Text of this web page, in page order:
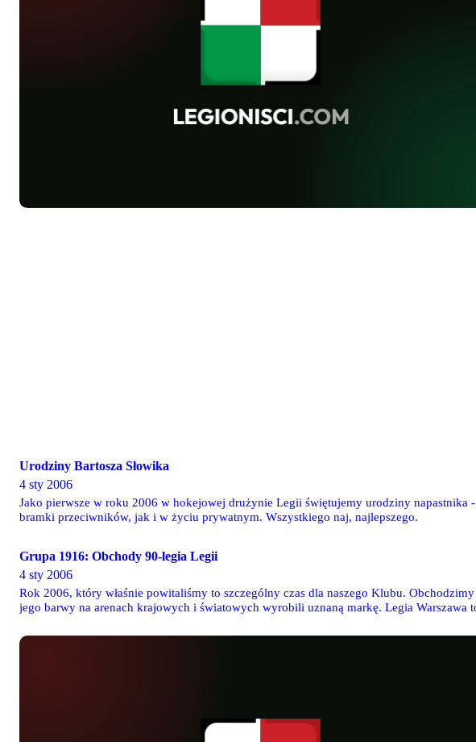
Urodziny Bartosza Słowika
4 sty 2006
Jako pierwsze w roku 2006 w hokejowej drużynie Legii świętujemy urodziny napastnika
bramki przeciwników, jak i w życiu prywatnym. Wszystkiego naj, najlepszego.
Grupa 1916: Obchody 90-legia Legii
4 sty 2006
Rok 2006, który właśnie powitaliśmy to szczególny czas dla naszego Klubu.
jego barwy na arenach krajowych i światowych wyrobili uznaną markę. Legia Warszawa